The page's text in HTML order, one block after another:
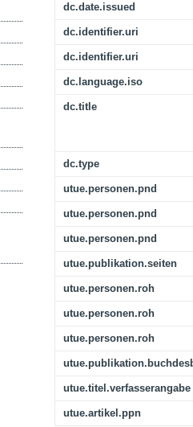
dc.date.issued
dc.identifier.uri
dc.identifier.uri
dc.language.iso
dc.title
dc.type
utue.personen.pnd
utue.personen.pnd
utue.personen.pnd
utue.publikation.seiten
utue.personen.roh
utue.personen.roh
utue.personen.roh
utue.titel.verfasserangabe
utue.artikel.ppn